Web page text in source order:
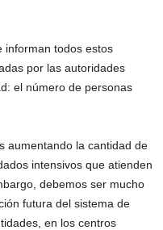
informan todos estos
por las autoridades
el número de personas
aumentando la cantidad de
intensivos que atienden
debemos ser mucho
futura del sistema de
en los centros